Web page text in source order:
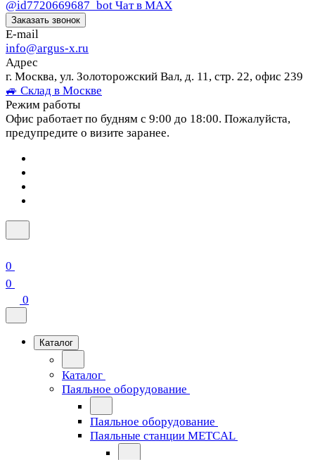
@id7720669687_bot Чат в МАХ
Заказать звонок
E-mail
info@argus-x.ru
Адрес
г. Москва, ул. Золоторожский Вал, д. 11, стр. 22, офис 239
🚙 Склад в Москве
Режим работы
Офис работает по будням с 9:00 до 18:00. Пожалуйста,
предупредите о визите заранее.
0
0
0
Каталог
Каталог
Паяльное оборудование
Паяльное оборудование
Паяльные станции METCAL